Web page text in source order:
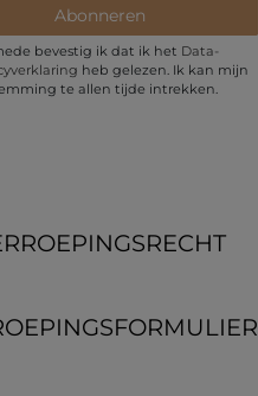
Abonneren
bevestig ik dat ik het Data­
heb gelezen. Ik kan mijn
te allen tijde intrekken.